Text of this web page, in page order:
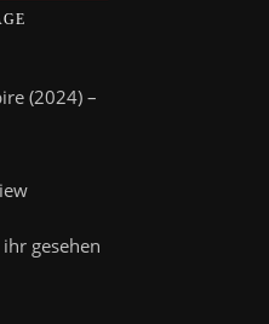
(2024) –
gesehen